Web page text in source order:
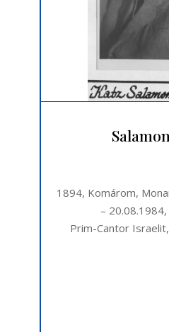
1894, Komárom,
–
Prim-Cantor